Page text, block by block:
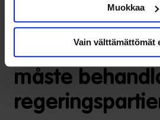
Muokkaa
Vain välttämättömät
De nya
måste